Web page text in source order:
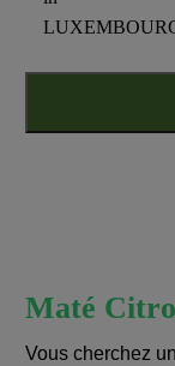
Maté
Vous cherchez